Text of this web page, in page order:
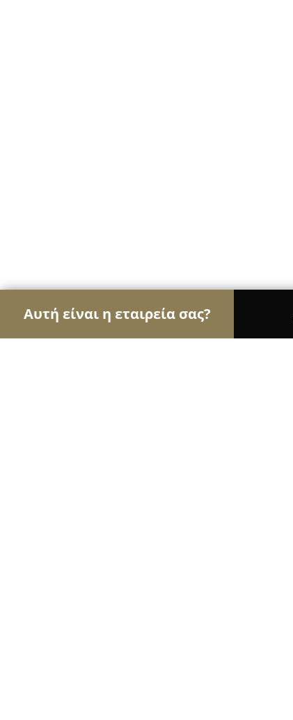
Αυτή είναι η εταιρεία σας?